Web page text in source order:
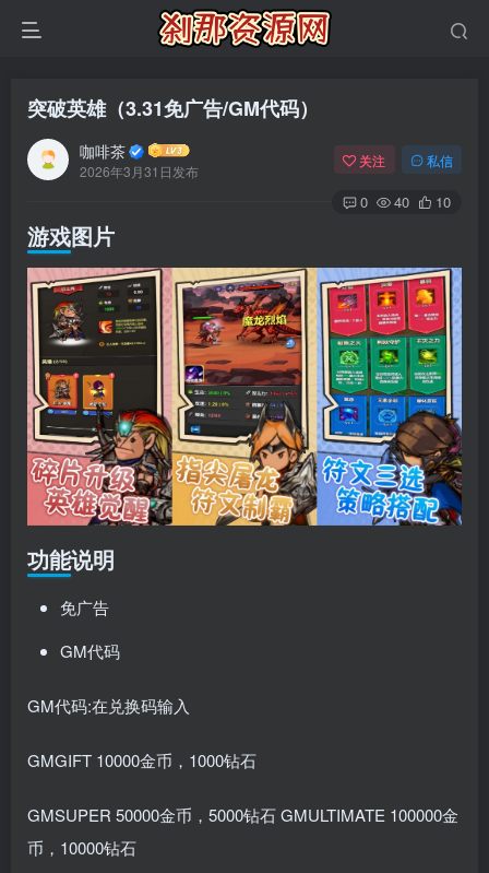
突破英雄（3.31免广告/GM代码）
咖啡茶
2026年3月31日发布
关注 私信
0 40 10
游戏图片
功能说明
免广告
GM代码
GM代码:在兑换码输入
GMGIFT 10000金币，1000钻石
GMSUPER 50000金币，5000钻石 GMULTIMATE 100000金
币，10000钻石